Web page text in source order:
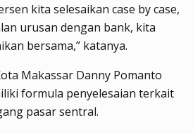
kita selesaikan case by case,
urusan dengan bank, kita
bersama,” katanya.
Makassar Danny Pomanto
formula penyelesaian terkait
pasar sentral.